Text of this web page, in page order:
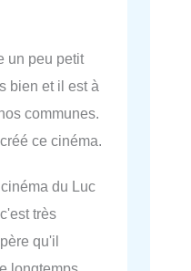
un peu petit
bien et il est à
communes.
ce cinéma.
du Luc
très
qu'il